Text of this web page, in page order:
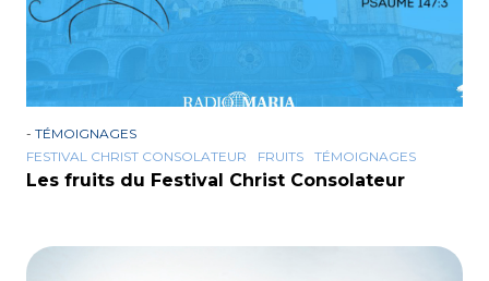
- TÉMOIGNAGES
FESTIVAL CHRIST CONSOLATEUR
FRUITS TÉMOIGNAGES
Les fruits du Festival Christ Consolateur